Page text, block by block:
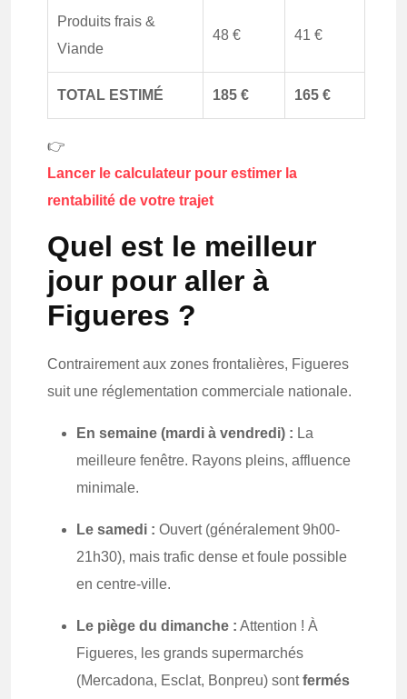
Produits frais &
Viande
48 € 41 €
TOTAL ESTIMÉ 185 € 165 €
👉
Lancer le calculateur pour estimer la
rentabilité de votre trajet
Quel est le meilleur
jour pour aller à
Figueres ?
Contrairement aux zones frontalières, Figueres
suit une réglementation commerciale nationale.
En semaine (mardi à vendredi) : La
meilleure fenêtre. Rayons pleins, affluence
minimale.
Le samedi : Ouvert (généralement 9h00-
21h30), mais trafic dense et foule possible
en centre-ville.
Le piège du dimanche : Attention ! À
Figueres, les grands supermarchés
(Mercadona, Esclat, Bonpreu) sontfermés